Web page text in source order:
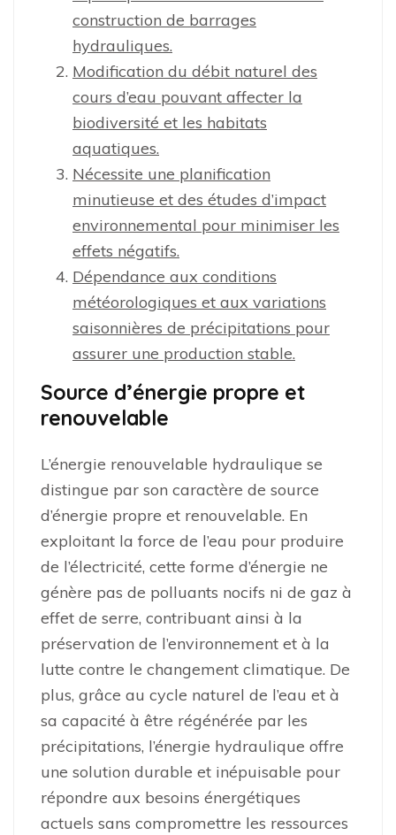
construction de barrages
hydrauliques.
Modification du débit naturel des
cours d’eau pouvant affecter la
biodiversité et les habitats
aquatiques.
Nécessite une planification
minutieuse et des études d’impact
environnemental pour minimiser les
effets négatifs.
Dépendance aux conditions
météorologiques et aux variations
saisonnières de précipitations pour
assurer une production stable.
Source d’énergie propre et
renouvelable
L’énergie renouvelable hydraulique se
distingue par son caractère de source
d’énergie propre et renouvelable. En
exploitant la force de l’eau pour produire
de l’électricité, cette forme d’énergie ne
génère pas de polluants nocifs ni de gaz à
effet de serre, contribuant ainsi à la
préservation de l’environnement et à la
lutte contre le changement climatique. De
plus, grâce au cycle naturel de l’eau et à
sa capacité à être régénérée par les
précipitations, l’énergie hydraulique offre
une solution durable et inépuisable pour
répondre aux besoins énergétiques
actuels sans compromettre les ressources